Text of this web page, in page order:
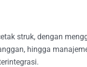
struk, dengan
hingga